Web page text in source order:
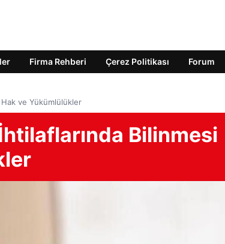
Firma Rehberi Çerez Politikası Forum
ve Yükümlülükler
Bilinmesi